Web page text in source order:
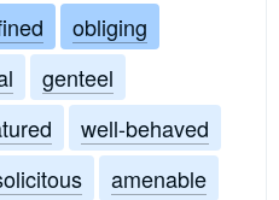
obliging
genteel
well-behaved
amenable